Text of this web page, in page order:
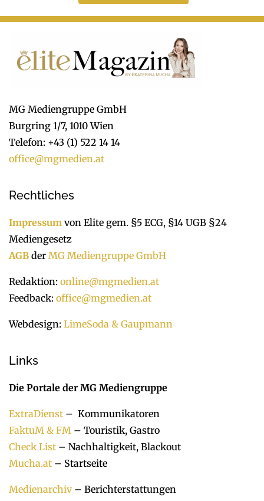
MG Mediengruppe GmbH
Burgring 1/7, 1010 Wien
Telefon: +43 (1) 522 14 14
office@mgmedien.at
Rechtliches
Impressum von Elite gem. §5 ECG, §14 UGB §24
Mediengesetz
AGB der MG Mediengruppe GmbH
Redaktion: online@mgmedien.at
Feedback: office@mgmedien.at
Webdesign: LimeSoda & Gaupmann
Links
Die Portale der MG Mediengruppe
ExtraDienst – Kommunikatoren
FaktuM & FM – Touristik, Gastro
Check List – Nachhaltigkeit, Blackout
Mucha.at – Startseite
Medienarchiv– Berichterstattungen